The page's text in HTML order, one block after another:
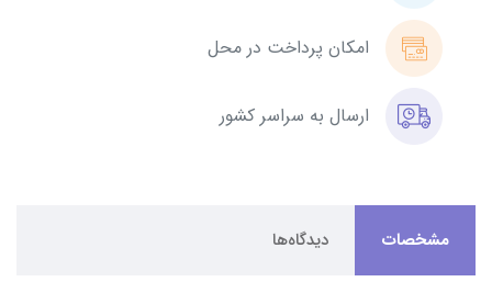
امکان پرداخت در محل
ارسال به سراسر کشور
مشخصات دیدگاه‌ها